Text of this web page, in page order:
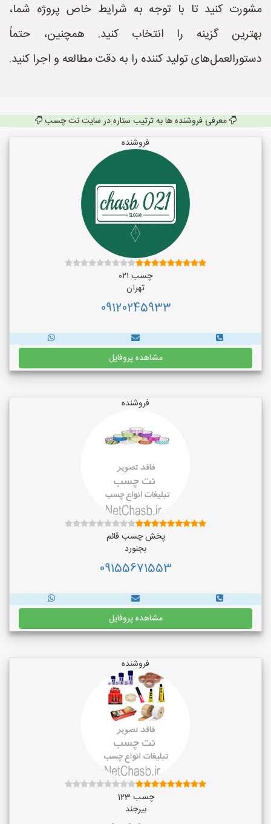
مشورت کنید تا با توجه به شرایط خاص پروژه شما،
بهترین گزینه را انتخاب کنید. همچنین، حتماً
دستورالعمل‌های تولید کننده را به دقت مطالعه و اجرا کنید.
معرفی فروشنده ها به ترتیب ستاره در سایت نت چسب
فروشنده
چسب ۰۲۱
تهران
09120245933
مشاهده پروفایل
فروشنده
پخش چسب قائم
بجنورد
09155671553
مشاهده پروفایل
فروشنده
چسب 123
بیرجند